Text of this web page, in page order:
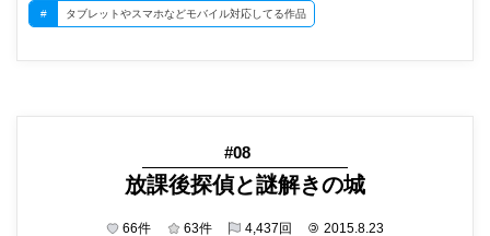
# タブレットやスマホなどモバイル対応してる作品
#08
放課後探偵と謎解きの城
66件 63件 4,437 回 © 2015.8.23